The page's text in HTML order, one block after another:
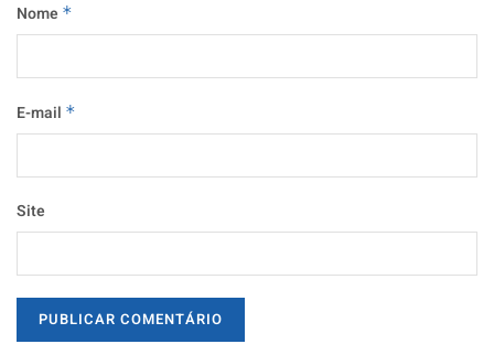
Nome *
E-mail *
Site